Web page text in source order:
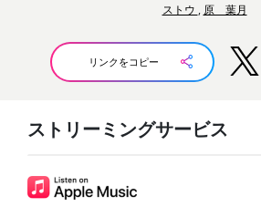
ストウ , 原 葉月
リンクをコピー
ストリーミングサービス